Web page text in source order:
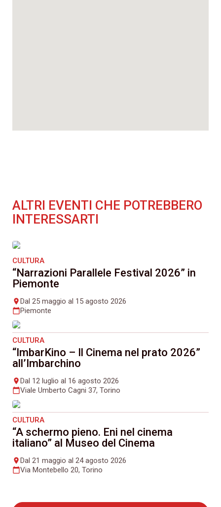
ALTRI EVENTI CHE POTREBBERO
INTERESSARTI
CULTURA
“Narrazioni Parallele Festival 2026” in
Piemonte
placeDal 25 maggio al 15 agosto 2026
calendar_todayPiemonte
CULTURA
“ImbarKino – Il Cinema nel prato 2026”
all’Imbarchino
placeDal 12 luglio al 16 agosto 2026
calendar_todayViale Umberto Cagni 37, Torino
CULTURA
“A schermo pieno. Eni nel cinema
italiano” al Museo del Cinema
placeDal 21 maggio al 24 agosto 2026
calendar_todayVia Montebello 20, Torino